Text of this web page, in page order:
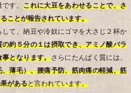
です。これに大豆をあわせることで、さ
ことが報告されています。
て、納豆や冷奴にゴマを大さじ２杯か
約５分の１は摂取でき、アミノ酸バラ
事となります。さらにたんぱく質には、
薄毛）、腰痛予防、筋肉痛の軽減、筋
があると言われています。